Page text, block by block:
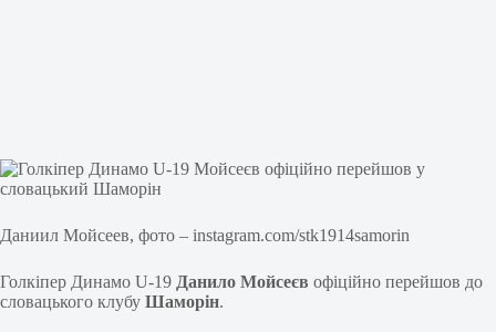
Даниил Мойсеев, фото – instagram.com/stk1914samorin
Голкіпер Динамо U-19 Данило Мойсеєв офіційно перейшов до
словацького клубу Шаморін.